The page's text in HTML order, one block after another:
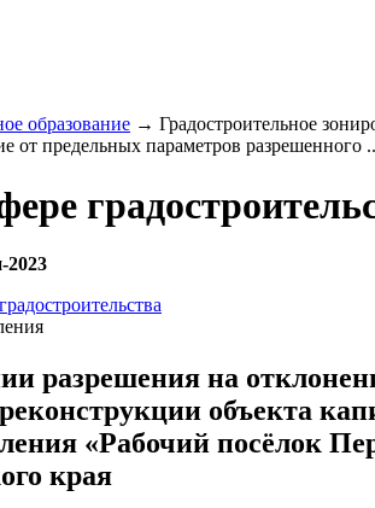
образование → Градостроительное
от предельных параметров разрешенного
2023
разрешения на
объекта
«Рабочий посёлок
края